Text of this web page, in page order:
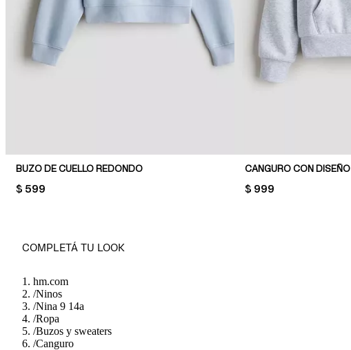
BUZO DE CUELLO REDONDO
PRICE:
$ 599
CANGURO CON DISEÑO
PRICE:
$ 999
COMPLETÁ TU LOOK
hm.com
/Ninos
/Nina 9 14a
/Ropa
/Buzos y sweaters
/Canguro